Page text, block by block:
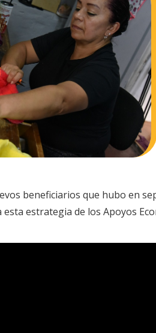
beneficiarios que hubo en
estrategia de los Apoyos